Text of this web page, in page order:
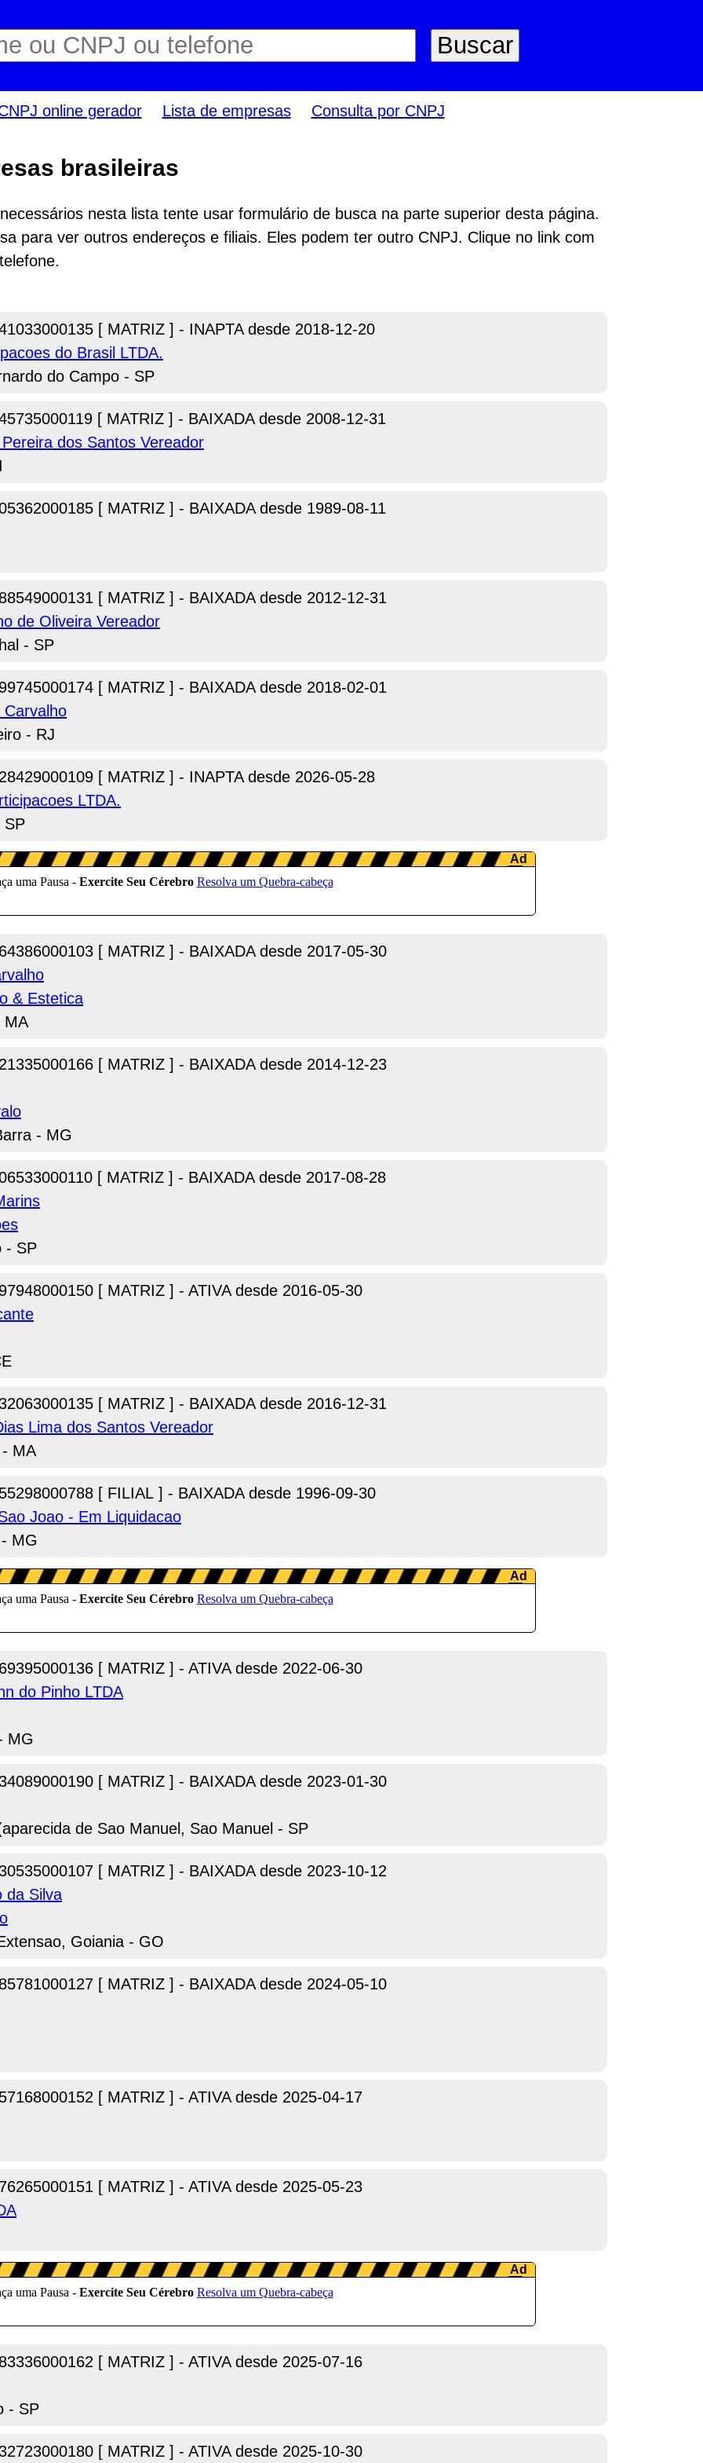
online gerador Lista de empresas Consulta por CNPJ
brasileiras
nesta lista tente usar formulário de busca na parte superior desta página.
para ver outros endereços e filiais. Eles podem ter outro CNPJ. Clique no link com
[ MATRIZ ] - INAPTA desde 2018-12-20
do Brasil LTDA.
do Campo - SP
[ MATRIZ ] - BAIXADA desde 2008-12-31
dos Santos Vereador
[ MATRIZ ] - BAIXADA desde 1989-08-11
[ MATRIZ ] - BAIXADA desde 2012-12-31
de Oliveira Vereador
- SP
[ MATRIZ ] - BAIXADA desde 2018-02-01
Carvalho
- RJ
[ MATRIZ ] - INAPTA desde 2026-05-28
LTDA.
SP
[ MATRIZ ] - BAIXADA desde 2017-05-30
& Estetica
MA
[ MATRIZ ] - BAIXADA desde 2014-12-23
- MG
[ MATRIZ ] - BAIXADA desde 2017-08-28
- SP
[ MATRIZ ] - ATIVA desde 2016-05-30
[ MATRIZ ] - BAIXADA desde 2016-12-31
Lima dos Santos Vereador
MA
[ FILIAL ] - BAIXADA desde 1996-09-30
Joao - Em Liquidacao
MG
[ MATRIZ ] - ATIVA desde 2022-06-30
do Pinho LTDA
MG
[ MATRIZ ] - BAIXADA desde 2023-01-30
de Sao Manuel, Sao Manuel - SP
[ MATRIZ ] - BAIXADA desde 2023-10-12
da Silva
Goiania - GO
[ MATRIZ ] - BAIXADA desde 2024-05-10
[ MATRIZ ] - ATIVA desde 2025-04-17
[ MATRIZ ] - ATIVA desde 2025-05-23
[ MATRIZ ] - ATIVA desde 2025-07-16
- SP
[ MATRIZ ] - ATIVA desde 2025-10-30